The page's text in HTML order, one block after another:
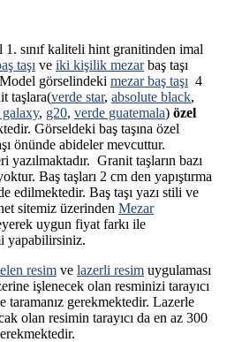
sınıf kaliteli hint granitinden imal
taşı ve iki kişilik mezarbaş taşı
görselindeki mezar baş taşı 4
taşlara(verde star, absolute black,
galaxy, g20, verde guatemala) özel
Görseldeki baş taşına özel
önünde abideler mevcuttur.
Granit taşların bazı
Baş taşları 2 cm den yapıştırma
edilmektedir. Baş taşı yazı stili ve
sitemiz üzerinden Mezar
uygun fiyat farkı ile
yapabilirsiniz.
resim ve lazerli resim uygulaması
işlenecek olan resminizi tarayıcı
taramanız gerekmektedir. Lazerle
olan resimin tarayıcı da en az 300